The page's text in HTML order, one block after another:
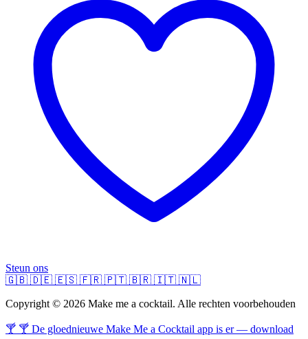
Steun ons
🇬🇧 🇩🇪 🇪🇸 🇫🇷 🇵🇹 🇧🇷 🇮🇹 🇳🇱
Copyright © 2026 Make me a cocktail. Alle rechten voorbehouden
🍸 🍸 De gloednieuwe Make Me a Cocktail app is er — download